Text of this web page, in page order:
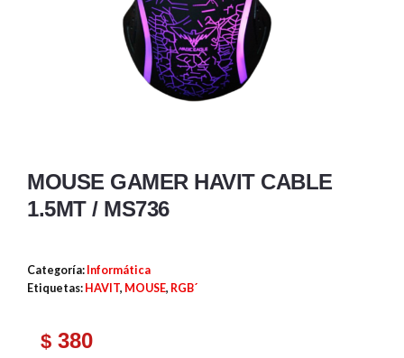
MOUSE GAMER HAVIT CABLE
1.5MT / MS736
Categoría: Informática
Etiquetas: HAVIT, MOUSE, RGB´
$ 380